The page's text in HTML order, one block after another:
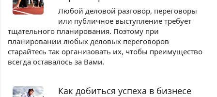
Любой деловой разговор, переговоры
или публичное выступление требует
тщательного планирования. Поэтому при
планировании любых деловых переговоров
старайтесь так организовать их, чтобы преимущество
всегда оставалось за Вами.
Как добиться успеха в бизнесе